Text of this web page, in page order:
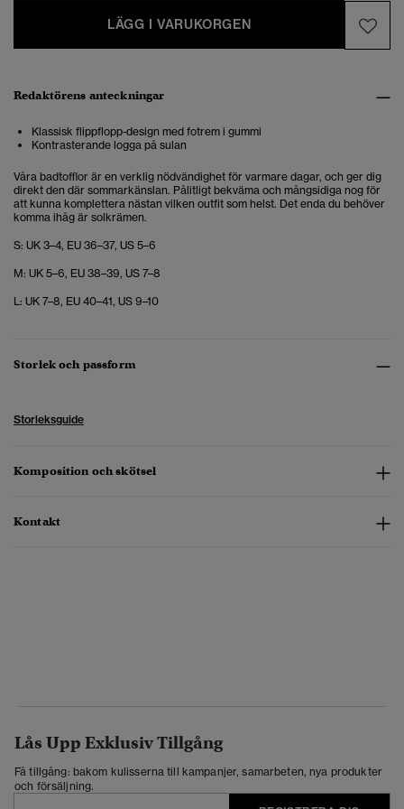
LÄGG I VARUKORGEN
Redaktörens anteckningar
Klassisk flippflopp-design med fotrem i gummi
Kontrasterande logga på sulan
Våra badtofflor är en verklig nödvändighet för varmare dagar, och ger dig
direkt den där sommarkänslan. Pålitligt bekväma och mångsidiga nog för
att kunna komplettera nästan vilken outfit som helst. Det enda du behöver
komma ihåg är solkrämen.
S: UK 3–4, EU 36–37, US 5–6
M: UK 5–6, EU 38–39, US 7–8
L: UK 7–8, EU 40–41, US 9–10
Storlek och passform
Storleksguide
Komposition och skötsel
Kontakt
Lås Upp Exklusiv Tillgång
Få tillgång: bakom kulisserna till kampanjer, samarbeten, nya produkter
och försäljning.